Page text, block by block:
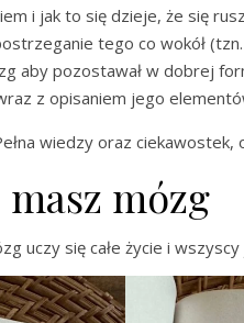
i jak to się dzieje, że się
tego co wokół
aby pozostawał w dobrej
z opisaniem jego
wiedzy oraz
mózg
uczy się całe życie i